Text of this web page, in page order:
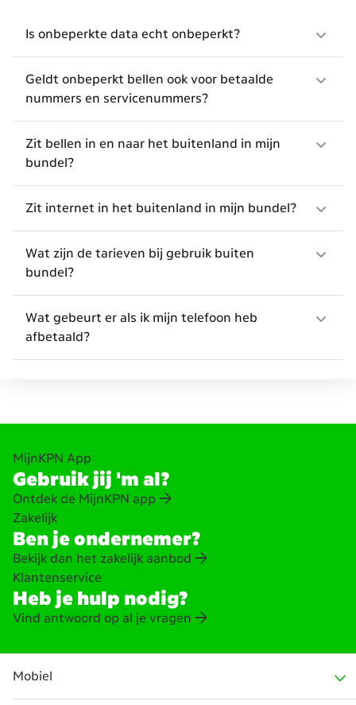
Is onbeperkte data echt onbeperkt?
Geldt onbeperkt bellen ook voor betaalde
nummers en servicenummers?
Zit bellen in en naar het buitenland in mijn
bundel?
Zit internet in het buitenland in mijn bundel?
Wat zijn de tarieven bij gebruik buiten
bundel?
Wat gebeurt er als ik mijn telefoon heb
afbetaald?
Zakelijk
Ben je ondernemer?
Bekijk dan het zakelijk aanbod
Klantenservice
Heb je hulp nodig?
Vind antwoord op al je vragen
MijnKPN App
Gebruik jij 'm al?
Ontdek de MijnKPN app
Mobiel